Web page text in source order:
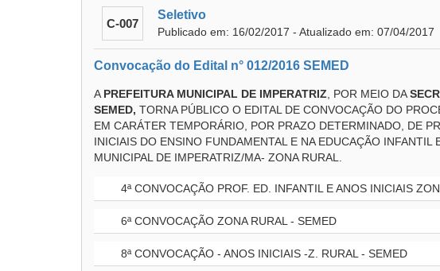
C-007
Seletivo
Publicado em: 16/02/2017 - Atualizado em: 07/04/2017
Convocação do Edital n° 012/2016 SEMED
A PREFEITURA MUNICIPAL DE IMPERATRIZ , POR MEIO DA
SEMED, TORNA PÚBLICO O EDITAL DE CONVOCAÇÃO DO
EM CARÁTER TEMPORÁRIO, POR PRAZO DETERMINADO, DE
INICIAIS DO ENSINO FUNDAMENTAL E NA EDUCAÇÃO INFANTIL
MUNICIPAL DE IMPERATRIZ/MA- ZONA RURAL.
4ª CONVOCAÇÃO PROF. ED. INFANTIL E ANOS INICIAIS
6ª CONVOCAÇÃO ZONA RURAL - SEMED
8ª CONVOCAÇÃO - ANOS INICIAIS -Z. RURAL - SEMED